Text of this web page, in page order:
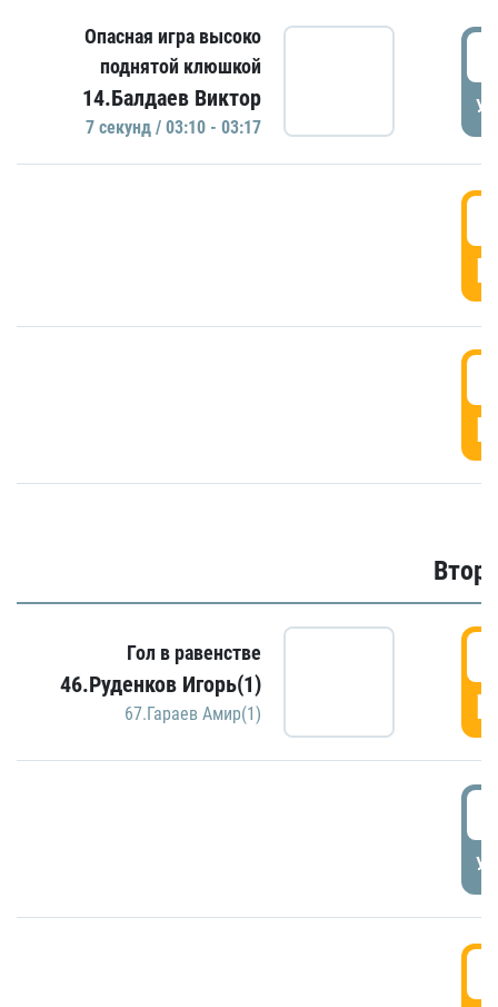
Опасная игра высоко
поднятой клюшкой
14.Балдаев Виктор
7 секунд / 03:10 - 03:17
Гол в равенстве
46.Руденков Игорь(1)
67.Гараев Амир(1)